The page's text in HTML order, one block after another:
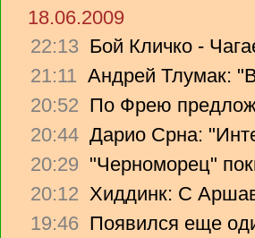
18.06.2009
22:13 Бой Кличко -
21:11 Андрей Тлумак:
20:52 По Фрею
20:44 Дарио Срна:
20:29 "Черноморец"
20:12 Хиддинк: С
19:46 Появился еще